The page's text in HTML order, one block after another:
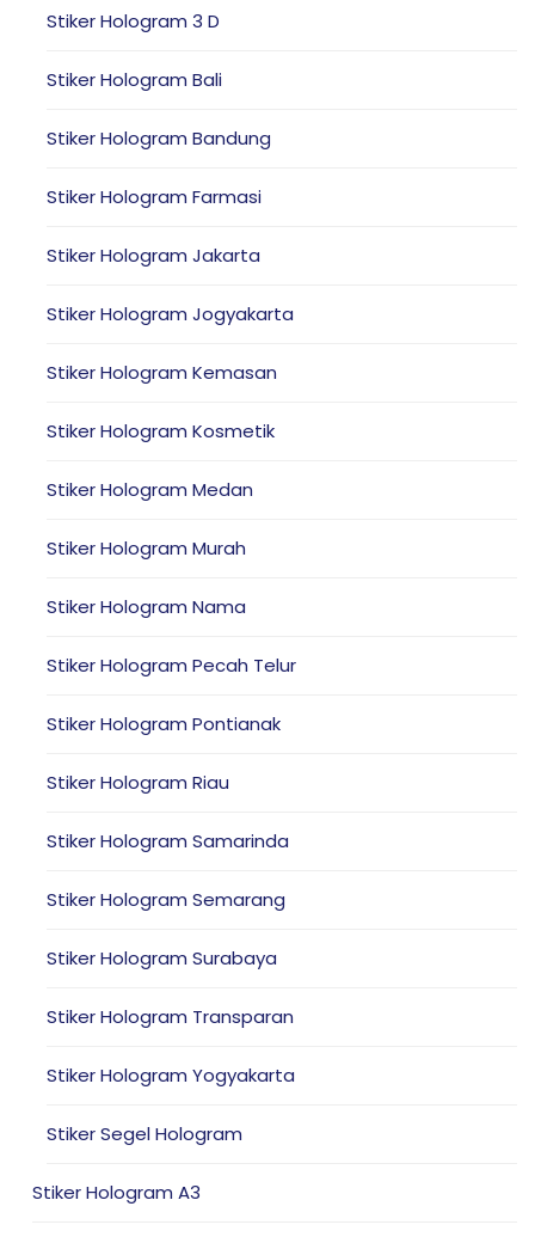
Stiker Hologram 3 D
Stiker Hologram Bali
Stiker Hologram Bandung
Stiker Hologram Farmasi
Stiker Hologram Jakarta
Stiker Hologram Jogyakarta
Stiker Hologram Kemasan
Stiker Hologram Kosmetik
Stiker Hologram Medan
Stiker Hologram Murah
Stiker Hologram Nama
Stiker Hologram Pecah Telur
Stiker Hologram Pontianak
Stiker Hologram Riau
Stiker Hologram Samarinda
Stiker Hologram Semarang
Stiker Hologram Surabaya
Stiker Hologram Transparan
Stiker Hologram Yogyakarta
Stiker Segel Hologram
Stiker Hologram A3